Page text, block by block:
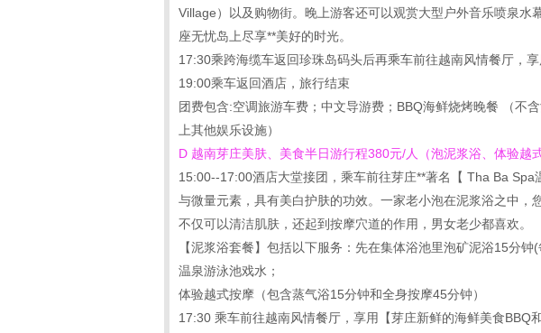
Village）以及购物街。晚上游客还可以观赏大型户外音乐喷泉
座无忧岛上尽享**美好的时光。
17:30乘跨海缆车返回珍珠岛码头后再乘车前往越南风情餐厅，
19:00乘车返回酒店，旅行结束
团费包含:空调旅游车费；中文导游费；BBQ海鲜烧烤晚餐 （不
上其他娱乐设施）
D 越南芽庄美肤、美食半日游行程380元/人（泡泥浆浴、体验
15:00--17:00酒店大堂接团，乘车前往芽庄**著名【 Tha Ba
与微量元素，具有美白护肤的功效。一家老小泡在泥浆浴之中，
不仅可以清洁肌肤，还起到按摩穴道的作用，男女老少都喜欢。
【泥浆浴套餐】包括以下服务：先在集体浴池里泡矿泥浴15分
温泉游泳池戏水；
体验越式按摩（包含蒸气浴15分钟和全身按摩45分钟）
17:30 乘车前往越南风情餐厅，享用【芽庄新鲜的海鲜美食BBQ